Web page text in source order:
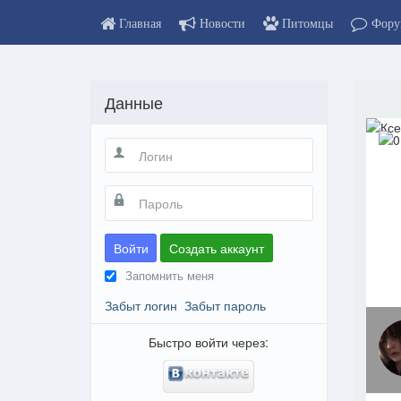
Главная Новости Питомцы
Данные
Войти Создать аккаунт
Запомнить меня
Забыт логин Забыт пароль
Быстро войти через: